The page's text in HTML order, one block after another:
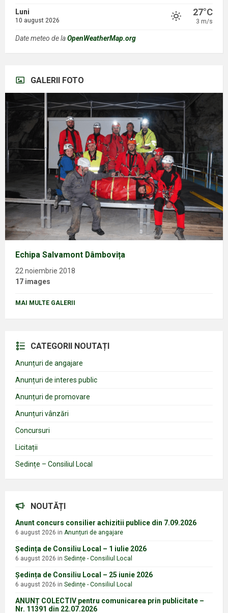
Luni
10 august 2026
27°C
3 m/s
Date meteo de laOpenWeatherMap.org
GALERII FOTO
Echipa Salvamont Dâmbovița
22 noiembrie 2018
17 images
MAI MULTE GALERII
CATEGORII NOUTAȚI
Anunțuri de angajare
Anunțuri de interes public
Anunțuri de promovare
Anunțuri vânzări
Concursuri
Licitații
Sedințe – Consiliul Local
NOUTĂȚI
Anunt concurs consilier achizitii publice din 7.09.2026
6 august 2026 in Anunțuri de angajare
Ședința de Consiliu Local – 1 iulie 2026
6 august 2026 in Sedințe - Consiliul Local
Ședința de Consiliu Local – 25 iunie 2026
6 august 2026 in Sedințe - Consiliul Local
ANUNȚ COLECTIV pentru comunicarea prin publicitate –
Nr. 11391 din 22.07.2026